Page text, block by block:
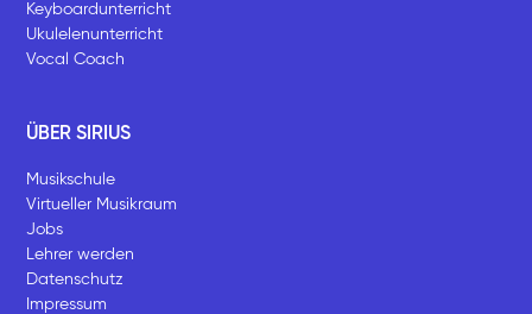
Keyboardunterricht
Ukulelenunterricht
Vocal Coach
ÜBER SIRIUS
Musikschule
Virtueller Musikraum
Jobs
Lehrer werden
Datenschutz
Impressum